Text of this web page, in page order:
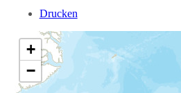
Drucken
+
−